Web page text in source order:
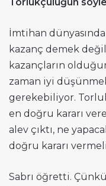
İmtihan
kazanç demek
kazançların
zaman iyi
gerekebiliyor.
en doğru kararı
alev çıktı, ne
doğru kararı
Sabrı öğretti.